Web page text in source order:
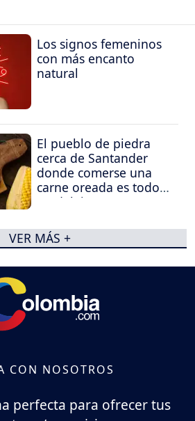
Los signos femeninos
con más encanto
natural
El pueblo de piedra
cerca de Santander
donde comerse una
carne oreada es todo
un deleite
VER MÁS +
CON NOSOTROS
perfecta para ofrecer tus